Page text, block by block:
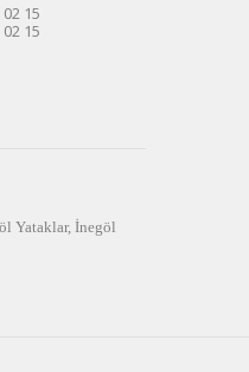
15
15
Yataklar, İnegöl